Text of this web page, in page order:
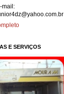
mail:
E SERVIÇOS